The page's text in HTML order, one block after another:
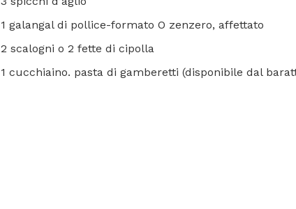
1 galangal di pollice-formato O zenzero, affettato
2 scalogni o 2 fette di cipolla
1 cucchiaino. pasta di gamberetti (disponibile dal